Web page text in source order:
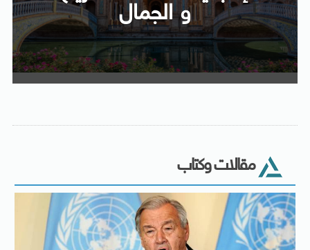
و الجمال
مقالات وكتاب